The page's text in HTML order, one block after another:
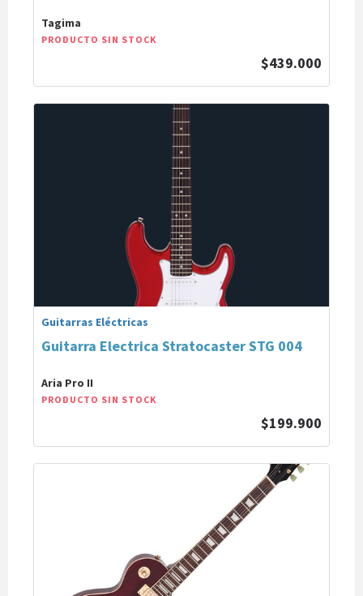
Tagima
PRODUCTO SIN STOCK
$439.000
Guitarras Eléctricas
Guitarra Electrica Stratocaster STG 004
Aria Pro II
PRODUCTO SIN STOCK
$199.900